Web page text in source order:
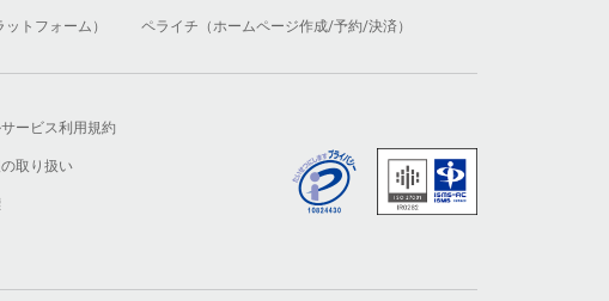
トフォーム） ペライチ（ホームページ作成/予約/決済）
ービス利用規約
取り扱い